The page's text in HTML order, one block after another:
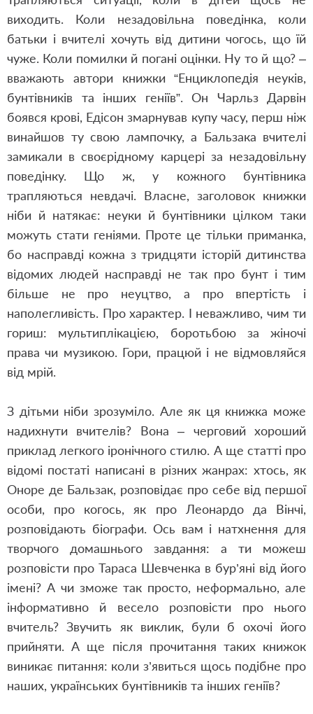
виходить. Коли незадовільна поведінка, коли
батьки і вчителі хочуть від дитини чогось, що їй
чуже. Коли помилки й погані оцінки. Ну то й що? –
вважають автори книжки “Енциклопедія неуків,
бунтівників та інших геніїв”. Он Чарльз Дарвін
боявся крові, Едісон змарнував купу часу, перш ніж
винайшов ту свою лампочку, а Бальзака вчителі
замикали в своєрідному карцері за незадовільну
поведінку. Що ж, у кожного бунтівника
трапляються невдачі. Власне, заголовок книжки
ніби й натякає: неуки й бунтівники цілком таки
можуть стати геніями. Проте це тільки приманка,
бо насправді кожна з тридцяти історій дитинства
відомих людей насправді не так про бунт і тим
більше не про неуцтво, а про впертість і
наполегливість. Про характер. І неважливо, чим ти
гориш: мультиплікацією, боротьбою за жіночі
права чи музикою. Гори, працюй і не відмовляйся
від мрій.
З дітьми ніби зрозуміло. Але як ця книжка може
надихнути вчителів? Вона – черговий хороший
приклад легкого іронічного стилю. А ще статті про
відомі постаті написані в різних жанрах: хтось, як
Оноре де Бальзак, розповідає про себе від першої
особи, про когось, як про Леонардо да Вінчі,
розповідають біографи. Ось вам і натхнення для
творчого домашнього завдання: а ти можеш
розповісти про Тараса Шевченка в бур’яні від його
імені? А чи зможе так просто, неформально, але
інформативно й весело розповісти про нього
вчитель? Звучить як виклик, були б охочі його
прийняти. А ще після прочитання таких книжок
виникає питання: коли з’явиться щось подібне про
наших, українських бунтівників та інших геніїв?